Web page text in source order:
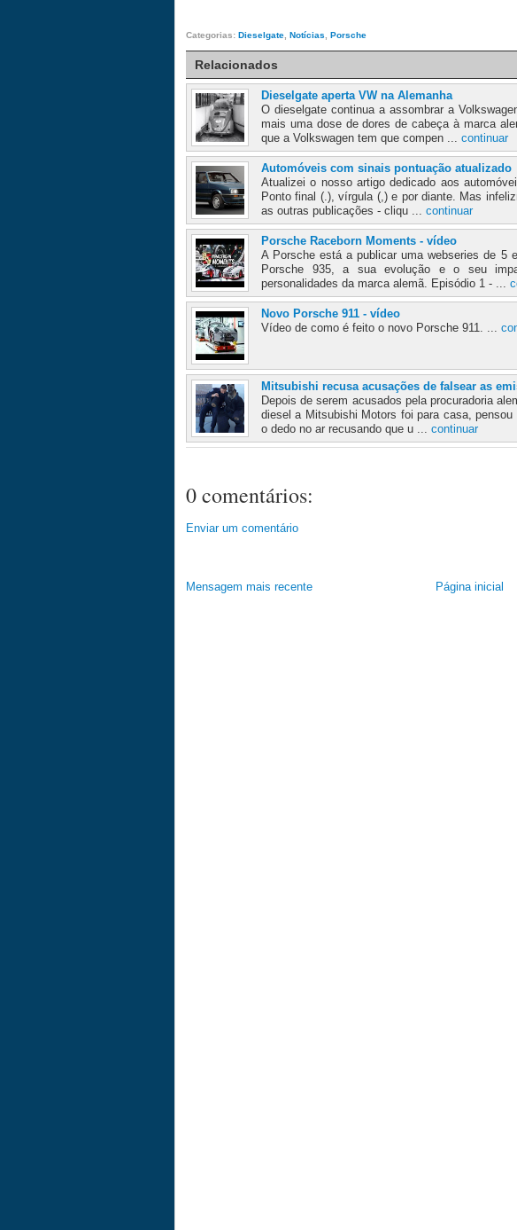
Categorias: Dieselgate Notícias Porsche
Relacionados
Dieselgate aperta VW na Alemanha
O dieselgate continua a assombrar a
mais uma dose de dores de cabeça à marca
que a Volkswagen tem que compen ... continuar
Automóveis com sinais pontuação atualizado
Atualizei o nosso artigo dedicado aos
Ponto final (.), vírgula (,) e por diante. Mas
as outras publicações - cliqu ... continuar
Porsche Raceborn Moments - vídeo
A Porsche está a publicar uma webseries de 5
Porsche 935, a sua evolução e o seu
personalidades da marca alemã. Episódio 1 - ...
Novo Porsche 911 - vídeo
Vídeo de como é feito o novo Porsche 911. ...
Mitsubishi recusa acusações de falsear as
Depois de serem acusados pela procuradoria
diesel a Mitsubishi Motors foi para casa,
o dedo no ar recusando que u ... continuar
0 comentários:
Enviar um comentário
Mensagem mais recente Página inicial